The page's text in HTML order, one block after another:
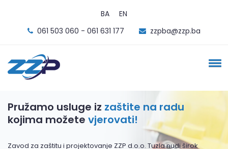
BA
EN
061 503 060 - 061 631 177
zzpba@zzp.ba
Pružamo usluge iz zaštite na radu
kojima možete vjerovati!
Zavod za zaštitu i projektovanje ZZP d.o.o. Tuzla nudi širok